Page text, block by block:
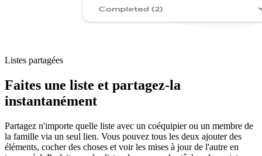
Listes partagées
Faites une liste et partagez-la
instantanément
Partagez n'importe quelle liste avec un coéquipier ou un membre de
la famille via un seul lien. Vous pouvez tous les deux ajouter des
éléments, cocher des choses et voir les mises à jour de l'autre en